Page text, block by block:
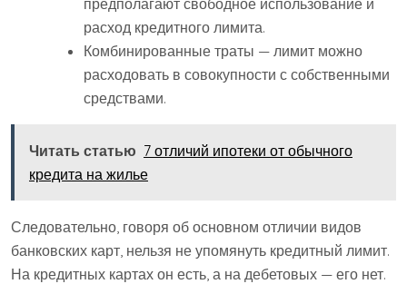
расход кредитного лимита.
Комбинированные траты — лимит можно
расходовать в совокупности с собственными
средствами.
Читать статью 7 отличий ипотеки от обычного
кредита на жилье
Следовательно, говоря об основном отличии видов
банковских карт, нельзя не упомянуть кредитный лимит.
На кредитных картах он есть, а на дебетовых — его нет.